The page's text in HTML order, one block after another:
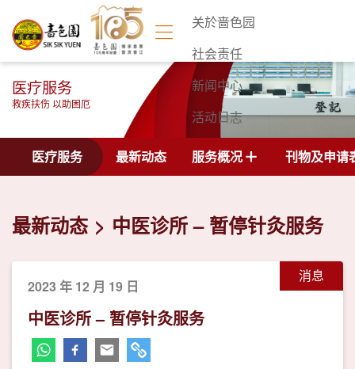
关於啬色园
社会责任
新闻中心
活动日志
联络我们
医疗服务
救疾扶伤 以助困厄
医疗服务 最新动态 服务概况 刊物及申请
最新动态 中医诊所 – 暂停针灸服务
消息
2023 年 12 月 19 日
中医诊所 – 暂停针灸服务